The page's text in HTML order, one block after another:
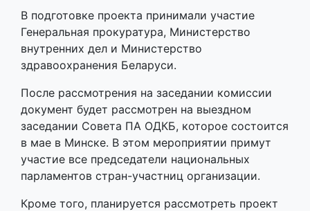
В подготовке проекта принимали участие
Генеральная прокуратура, Министерство
внутренних дел и Министерство
здравоохранения Беларуси.
После рассмотрения на заседании комиссии
документ будет рассмотрен на выездном
заседании Совета ПА ОДКБ, которое состоится
в мае в Минске. В этом мероприятии примут
участие все председатели национальных
парламентов стран-участниц организации.
Кроме того, планируется рассмотреть проект